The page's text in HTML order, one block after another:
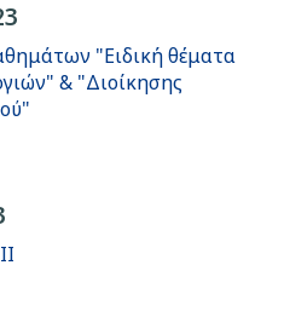
"Ειδική θέματα
& "Διοίκησης